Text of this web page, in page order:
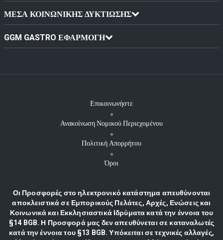
ΜΈΣΑ ΚΟΙΝΩΝΙΚΉΣ ΔΥΚΤΊΩΣΗΣ
GGM GASTRO ΕΦΑΡΜΟΓΉ
Επικοινωνήστε
Ανακοίνωση Νομικού Περιεχομένου
Πολιτική Απορρήτου
Όροι
Οι Προσφορές στο ηλεκτρονικό κατάστημα απευθύνονται
αποκλειστικά σε Εμπορικούς Πελάτες, Αρχές, Ενώσεις και
Κοινωνικά και Εκκλησιαστικά Ιδρύματα κατά την έννοια του
§14 BGB. Η Προσφορά μας δεν απευθύνεται σε καταναλωτές
κατά την έννοια του §13 BGB. Υπόκειται σε τεχνικές αλλαγές,